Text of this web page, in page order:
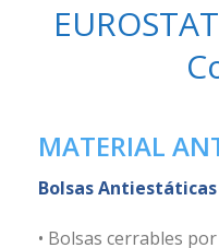
MATERIAL
Bolsas Antiestáticas
• Bolsas cerrables